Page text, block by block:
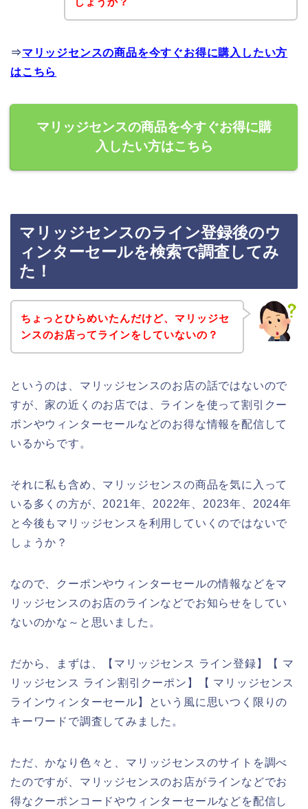
⇒マリッジセンスの商品を今すぐお得に購入したい方
はこちら
マリッジセンスの商品を今すぐお得に購
入したい方はこちら
マリッジセンスのライン登録後のウ
ィンターセールを検索で調査してみ
た！
ちょっとひらめいたんだけど、マリッジセ
ンスのお店ってラインをしていないの？
というのは、マリッジセンスのお店の話ではないので
すが、家の近くのお店では、ラインを使って割引クー
ポンやウィンターセールなどのお得な情報を配信して
いるからです。
それに私も含め、マリッジセンスの商品を気に入って
いる多くの方が、2021年、2022年、2023年、2024年
と今後もマリッジセンスを利用していくのではないで
しょうか？
なので、クーポンやウィンターセールの情報などをマ
リッジセンスのお店のラインなどでお知らせをしてい
ないのかな～と思いました。
だから、まずは、【マリッジセンス ライン登録】【 マ
リッジセンス ライン割引クーポン】【 マリッジセンス
ラインウィンターセール】という風に思いつく限りの
キーワードで調査してみました。
ただ、かなり色々と、マリッジセンスのサイトを調べ
たのですが、マリッジセンスのお店がラインなどでお
得なクーポンコードやウィンターセールなどを配信し